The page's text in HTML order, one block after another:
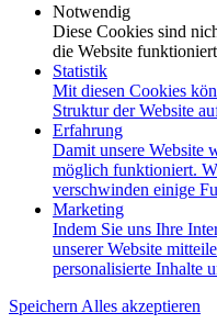
Notwendig
Diese Cookies sind
die Website
Statistik
Mit diesen Cookies
Struktur der Website
Erfahrung
Damit unsere Website
möglich funktioniert.
verschwinden einige
Marketing
Indem Sie uns Ihre
unserer Website
personalisierte Inhalte
Speichern Alles akzeptieren